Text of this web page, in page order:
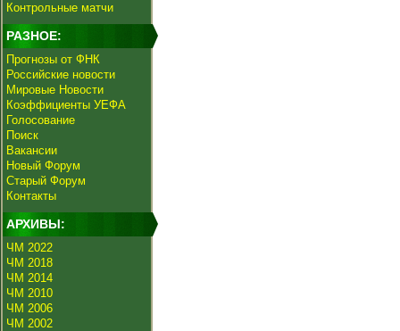
Контрольные матчи
РАЗНОЕ:
Прогнозы от ФНК
Российские новости
Мировые Новости
Коэффициенты УЕФА
Голосование
Поиск
Вакансии
Новый Форум
Старый Форум
Контакты
АРХИВЫ:
ЧМ 2022
ЧМ 2018
ЧМ 2014
ЧМ 2010
ЧМ 2006
ЧМ 2002